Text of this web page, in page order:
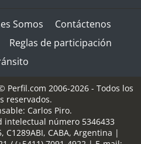
Somos
Contáctenos
Reglas de participación
Perfil.com 2006-2026 - Todos los
reservados.
Carlos Piro.
intelectual número 5346433
, C1289ABI, CABA, Argentina |